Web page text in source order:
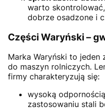
warto
dobrze osadzone i
Części Waryński –
Marka Waryński to
do maszyn rolniczych.
firmy charakteryzują się:
wysoką
zastosowaniu stali